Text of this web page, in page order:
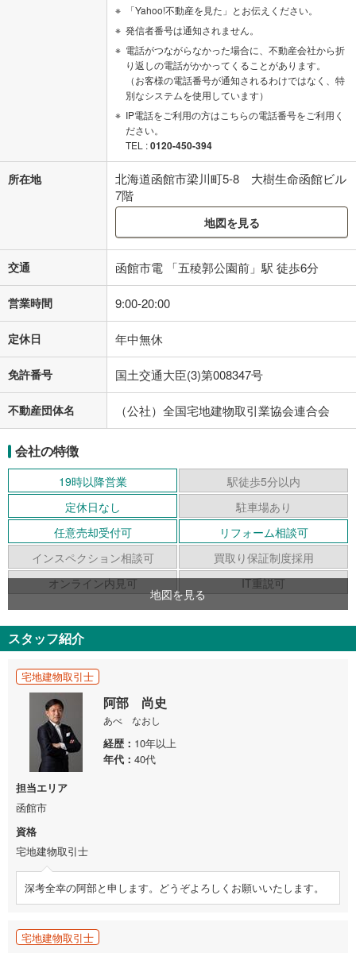
「Yahoo!不動産を見た」とお伝えください。
発信者番号は通知されません。
電話がつながらなかった場合に、不動産会社から折
り返しの電話がかかってくることがあります。
（お客様の電話番号が通知されるわけではなく、特
別なシステムを使用しています）
IP電話をご利用の方はこちらの電話番号をご利用く
ださい。
TEL :0120-450-394
所在地
北海道函館市梁川町5-8 大樹生命函館ビル
7階
地図を見る
交通 函館市電 「五稜郭公園前」駅 徒歩6分
営業時間 9:00-20:00
定休日 年中無休
免許番号 国土交通大臣(3)第008347号
不動産団体名 （公社）全国宅地建物取引業協会連合会
会社の特徴
19時以降営業
駅徒歩5分以内
定休日なし
駐車場あり
任意売却受付可
リフォーム相談可
インスペクション相談可
買取り保証制度採用
オンライン内見可
IT重説可
地図を見る
スタッフ紹介
宅地建物取引士
阿部 尚史
あべ なおし
経歴
10年以上
年代
40代
担当エリア
函館市
資格
宅地建物取引士
深考全幸の阿部と申します。どうぞよろしくお願いいたします。
宅地建物取引士